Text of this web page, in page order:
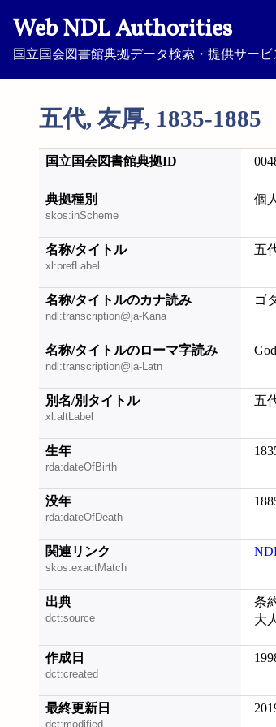
Web NDL Authorities
国立国会図書館典拠データ検索・提供サービ
五代, 友厚, 1835-1885
国立国会図書館典拠ID
典拠種別
skos:inScheme
個
名称/タイトル
xl:prefLabel
五
名称/タイトルのカナ読み
ndl:transcription@ja-Kana
ゴ
名称/タイトルのローマ字読み
ndl:transcription@ja-Latn
別名/別タイトル
xl:altLabel
五
生年
rda:dateOfBirth
没年
rda:dateOfDeath
関連リンク
skos:exactMatch
出典
dct:source
条
大
作成日
dct:created
最終更新日
dct:modified